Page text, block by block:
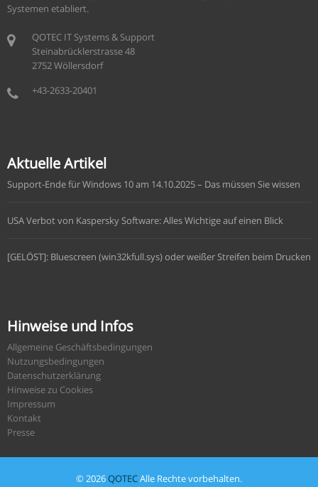
Systemen etabliert.
QOTEC IT Systems & Support
Steinabrücklerstrasse 48
2752 Wöllersdorf
+43-2633-20401
Aktuelle Artikel
Support-Ende für Windows 10 am 14.10.2025 – Das müssen Sie wissen
USA Verbot von Kaspersky Software: Alles Wichtige auf einen Blick
[GELÖST]: Bluescreen (win32kfull.sys) oder weißer Streifen beim Drucken
Hinweise und Infos
Allgemeine Geschäftsbedingungen
Nutzungsbedingungen
Datenschutzerklärung
Hinweise zu Cookies
Impressum
Kontakt
Presse
© 2026QOTECAlle Rechte vorbehalten.